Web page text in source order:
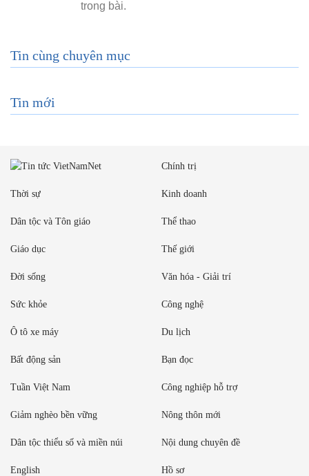
Tin cùng chuyên mục
Tin mới
Chính trị
Thời sự Kinh doanh
Dân tộc và Tôn giáo Thể thao
Giáo dục Thế giới
Đời sống Văn hóa - Giải trí
Sức khỏe Công nghệ
Ô tô xe máy Du lịch
Bất động sản Bạn đọc
Tuần Việt Nam Công nghiệp hỗ trợ
Giảm nghèo bền vững Nông thôn mới
Dân tộc thiểu số và miền núi Nội dung chuyên đề
English Hồ sơ